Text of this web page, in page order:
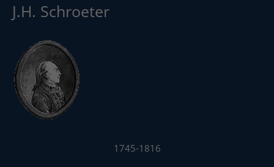
J.H. Schroeter
1745-1816